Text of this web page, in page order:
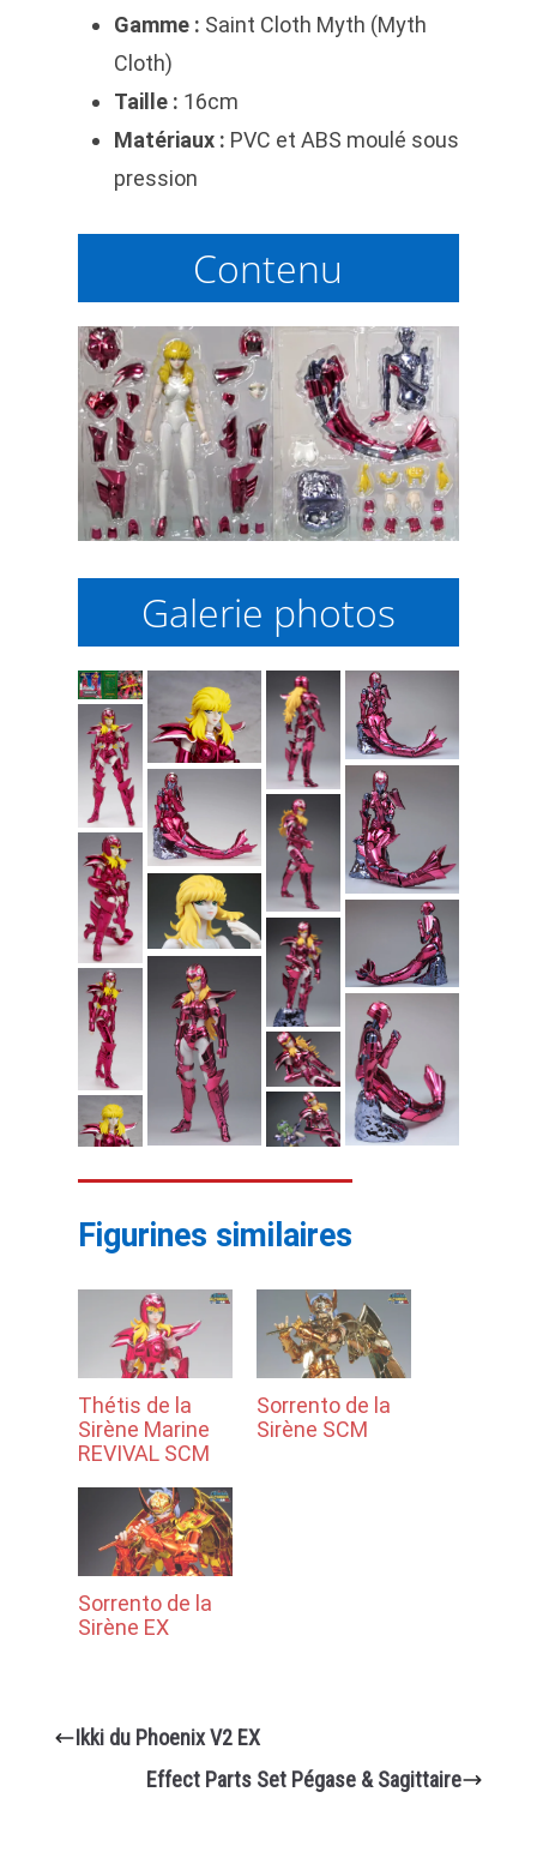
Gamme : Saint Cloth Myth (Myth
Cloth)
Taille : 16cm
Matériaux : PVC et ABS moulé sous
pression
Contenu
Galerie photos
Figurines similaires
Thétis de la
Sirène Marine
REVIVAL SCM
Sorrento de la
Sirène SCM
Sorrento de la
Sirène EX
Ikki du Phoenix V2 EX
Effect Parts Set Pégase & Sagittaire